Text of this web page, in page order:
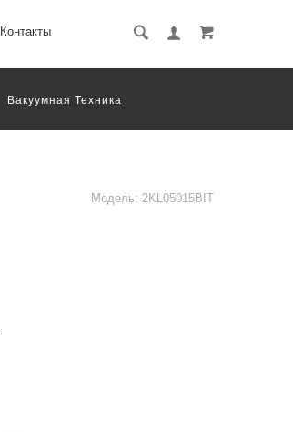
Контакты
Вакуумная Техника
Модель: 2KL05015BIT